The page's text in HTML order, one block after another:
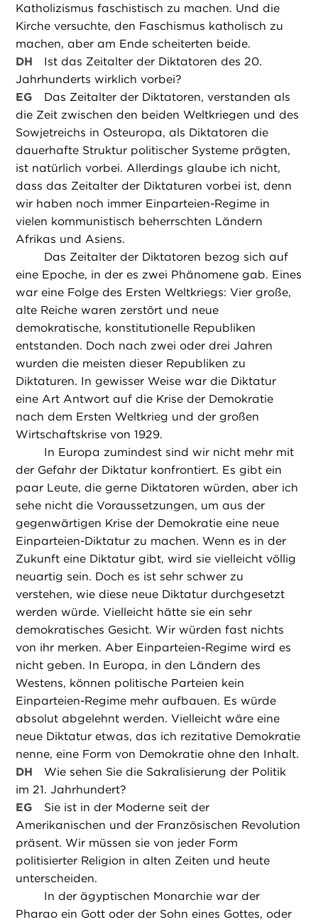
Katholizismus faschistisch zu machen. Und die
Kirche versuchte, den Faschismus katholisch zu
machen, aber am Ende scheiterten beide.
DH
Ist das Zeitalter der Diktatoren des 20.
Jahrhunderts wirklich vorbei?
EG
Das Zeitalter der Diktatoren, verstanden als
die Zeit zwischen den beiden Weltkriegen und des
Sowjetreichs in Osteuropa, als Diktatoren die
dauerhafte Struktur politischer Systeme prägten,
ist natürlich vorbei. Allerdings glaube ich nicht,
dass das Zeitalter der Diktaturen vorbei ist, denn
wir haben noch immer Einparteien-Regime in
vielen kommunistisch beherrschten Ländern
Afrikas und Asiens.
Das Zeitalter der Diktatoren bezog sich auf
eine Epoche, in der es zwei Phänomene gab. Eines
war eine Folge des Ersten Weltkriegs: Vier große,
alte Reiche waren zerstört und neue
demokratische, konstitutionelle Republiken
entstanden. Doch nach zwei oder drei Jahren
wurden die meisten dieser Republiken zu
Diktaturen. In gewisser Weise war die Diktatur
eine Art Antwort auf die Krise der Demokratie
nach dem Ersten Weltkrieg und der großen
Wirtschaftskrise von 1929.
In Europa zumindest sind wir nicht mehr mit
der Gefahr der Diktatur konfrontiert. Es gibt ein
paar Leute, die gerne Diktatoren würden, aber ich
sehe nicht die Voraussetzungen, um aus der
gegenwärtigen Krise der Demokratie eine neue
Einparteien-Diktatur zu machen. Wenn es in der
Zukunft eine Diktatur gibt, wird sie vielleicht völlig
neuartig sein. Doch es ist sehr schwer zu
verstehen, wie diese neue Diktatur durchgesetzt
werden würde. Vielleicht hätte sie ein sehr
demokratisches Gesicht. Wir würden fast nichts
von ihr merken. Aber Einparteien-Regime wird es
nicht geben. In Europa, in den Ländern des
Westens, können politische Parteien kein
Einparteien-Regime mehr aufbauen. Es würde
absolut abgelehnt werden. Vielleicht wäre eine
neue Diktatur etwas, das ich rezitative Demokratie
nenne, eine Form von Demokratie ohne den Inhalt.
DH
Wie sehen Sie die Sakralisierung der Politik
im 21. Jahrhundert?
EG
Sie ist in der Moderne seit der
Amerikanischen und der Französischen Revolution
präsent. Wir müssen sie von jeder Form
politisierter Religion in alten Zeiten und heute
unterscheiden.
In der ägyptischen Monarchie war der
Pharao ein Gott oder der Sohn eines Gottes, oder